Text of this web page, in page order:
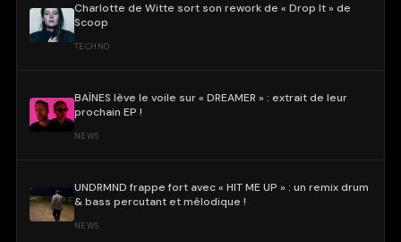
Charlotte de Witte sort son rework de « Drop It » de
Scoop
TECHNO
BAÏNES lève le voile sur « DREAMER » : extrait de leur
prochain EP !
NEWS
UNDRMND frappe fort avec « HIT ME UP » : un remix drum
& bass percutant et mélodique !
NEWS